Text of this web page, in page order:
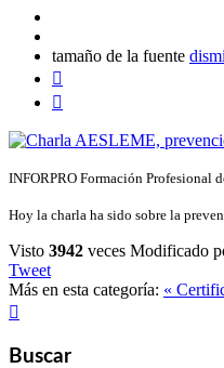
tamaño de la fuente


INFORPRO Formación Profesional
Hoy la charla ha sido sobre la
Visto 3942 veces Modificado
Tweet
Más en esta categoría: «

Buscar